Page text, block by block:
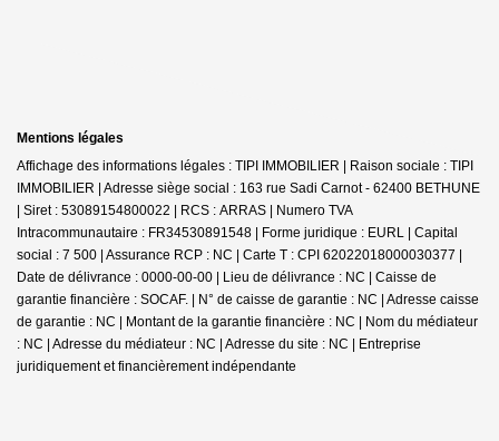
Mentions légales
Affichage des informations légales : TIPI IMMOBILIER | Raison sociale : TIPI
IMMOBILIER | Adresse siège social : 163 rue Sadi Carnot - 62400 BETHUNE
| Siret : 53089154800022 | RCS : ARRAS | Numero TVA
Intracommunautaire : FR34530891548 | Forme juridique : EURL | Capital
social : 7 500 | Assurance RCP : NC | Carte T : CPI 62022018000030377 |
Date de délivrance : 0000-00-00 | Lieu de délivrance : NC | Caisse de
garantie financière : SOCAF. | N° de caisse de garantie : NC | Adresse caisse
de garantie : NC | Montant de la garantie financière : NC | Nom du médiateur
: NC | Adresse du médiateur : NC | Adresse du site : NC | Entreprise
juridiquement et financièrement indépendante